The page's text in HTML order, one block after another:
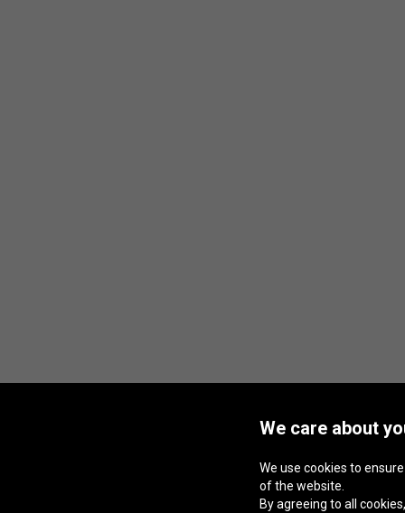
We care about
We use cookies to
of the website.
By agreeing to all